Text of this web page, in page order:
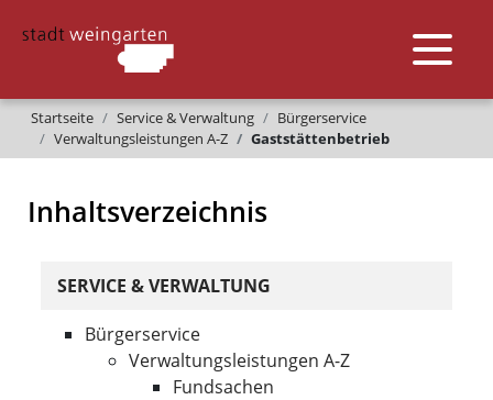
Startseite Service & Verwaltung
Bürgerservice
Verwaltungsleistungen A-Z
Gaststättenbetrieb
Inhaltsverzeichnis
SERVICE & VERWALTUNG
Bürgerservice
Verwaltungsleistungen A-Z
Fundsachen